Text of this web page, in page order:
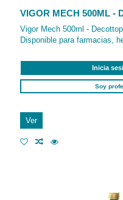
VIGOR MECH 500ML -
Vigor Mech 500ml -
Disponible para farmacias,
Inicia
Soy
Ver